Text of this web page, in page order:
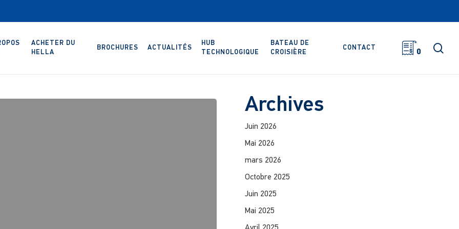
ACHETER DU
HELLA
BROCHURES ACTUALITÉS
HUB
TECHNOLOGIQUE
BATEAU DE
CROISIÈRE
CONTACT
0
Archives
Juin 2026
Mai 2026
mars 2026
Octobre 2025
Juin 2025
Mai 2025